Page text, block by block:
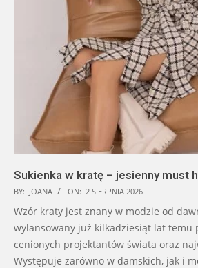
Sukienka w kratę – jesienny must
BY: JOANA ON: 2 SIERPNIA 2026
Wzór kraty jest znany w modzie od
wylansowany już kilkadziesiąt lat temu
cenionych projektantów świata oraz
Występuje zarówno w damskich, jak i